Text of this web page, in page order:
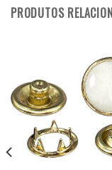
PRODUTOS